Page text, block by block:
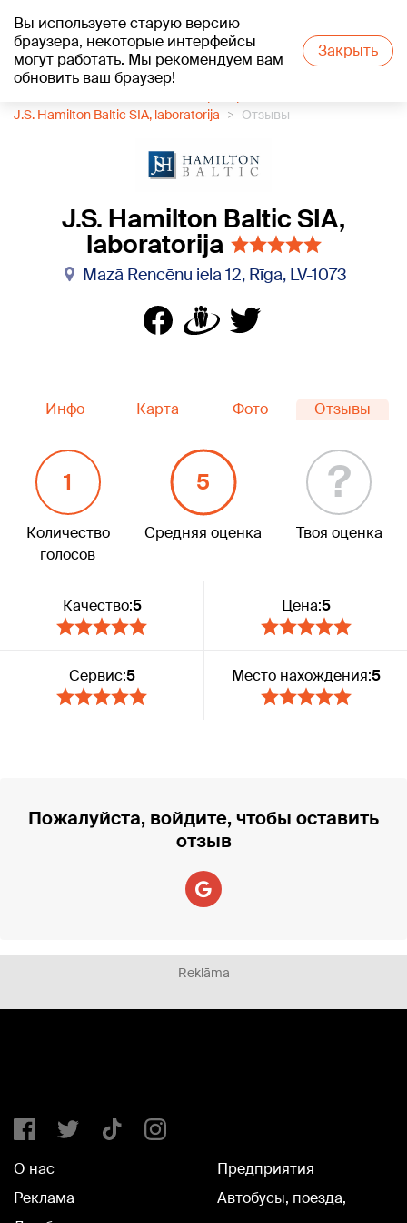
Вы используете старую версию
браузера, некоторые интерфейсы
могут работать. Мы рекомендуем вам
обновить ваш браузер!
Закрыть
+18°C
J.S. Hamilton Baltic SIA, laboratorija
Отзывы
J.S. Hamilton Baltic SIA,
laboratorija
Mazā Rencēnu iela 12, Rīga, LV-1073
Инфо Карта Фото Отзывы
1
Количество
голосов
5
Средняя оценка
?
Твоя оценка
Качество:5 Цена:5
Сервис:5 Место нахождения:5
Пожалуйста, войдите, чтобы оставить
отзыв
Reklāma
О нас
Реклама
Предприятия
Автобусы, поезда,